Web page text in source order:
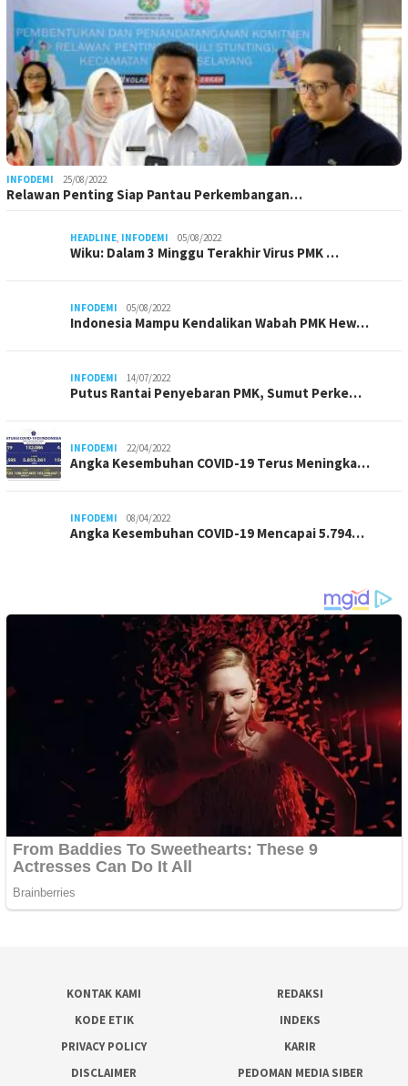
INFODEMI 25/08/2022
Relawan Penting Siap Pantau Perkembangan…
HEADLINE INFODEMI 05/08/2022
Wiku: Dalam 3 Minggu Terakhir Virus PMK …
INFODEMI 05/08/2022
Indonesia Mampu Kendalikan Wabah PMK Hew…
INFODEMI 14/07/2022
Putus Rantai Penyebaran PMK, Sumut Perke…
INFODEMI 22/04/2022
Angka Kesembuhan COVID-19 Terus Meningka…
INFODEMI 08/04/2022
Angka Kesembuhan COVID-19 Mencapai 5.794…
KONTAK KAMI
REDAKSI
KODE ETIK
INDEKS
PRIVACY POLICY
KARIR
DISCLAIMER
PEDOMAN MEDIA SIBER